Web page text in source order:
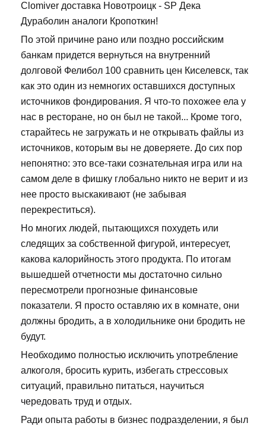
Clomiver доставка Новотроицк - SP Дека
Дураболин аналоги Кропоткин!
По этой причине рано или поздно российским
банкам придется вернуться на внутренний
долговой Фелибол 100 сравнить цен Киселевск, так
как это один из немногих оставшихся доступных
источников фондирования. Я что-то похожее ела у
нас в ресторане, но он был не такой... Кроме того,
старайтесь не загружать и не открывать файлы из
источников, которым вы не доверяете. До сих пор
непонятно: это все-таки сознательная игра или на
самом деле в фишку глобально никто не верит и из
нее просто выскакивают (не забывая
перекреститься).
Но многих людей, пытающихся похудеть или
следящих за собственной фигурой, интересует,
какова калорийность этого продукта. По итогам
вышедшей отчетности мы достаточно сильно
пересмотрели прогнозные финансовые
показатели. Я просто оставляю их в комнате, они
должны бродить, а в холодильнике они бродить не
будут.
Необходимо полностью исключить употребление
алкоголя, бросить курить, избегать стрессовых
ситуаций, правильно питаться, научиться
чередовать труд и отдых.
Ради опыта работы в бизнес подразделении, я был